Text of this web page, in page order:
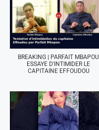
BREAKING | PARFAIT MBAPOU
ESSAYE D'INTIMIDER LE
CAPITAINE EFFOUDOU